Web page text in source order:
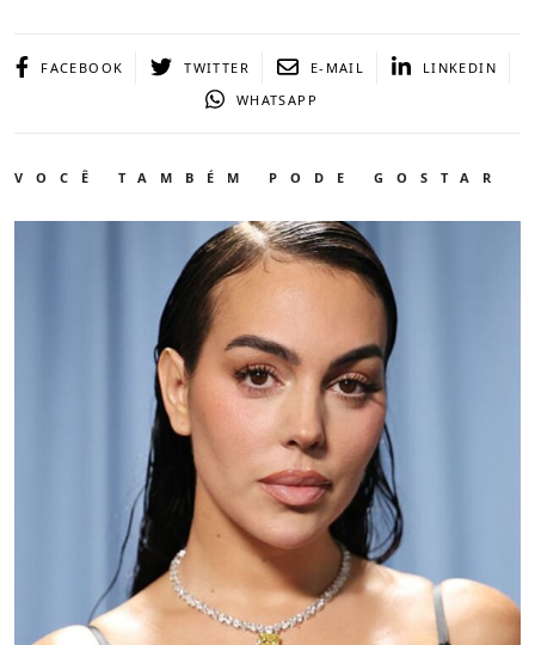
FACEBOOK TWITTER E-MAIL
LINKEDIN
WHATSAPP
VOCÊ TAMBÉM PODE GOSTAR